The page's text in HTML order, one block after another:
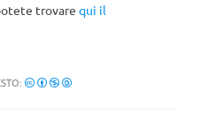
trovare qui il